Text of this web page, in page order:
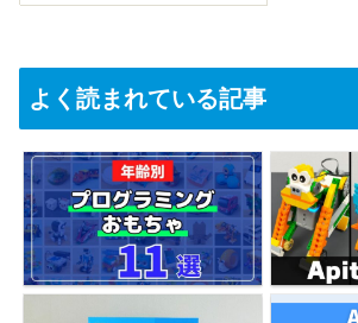
よく読まれている記事